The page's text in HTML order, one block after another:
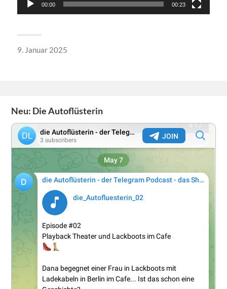
00:00 00:23
9. Januar 2025
Neu: Die Autoflüsterin